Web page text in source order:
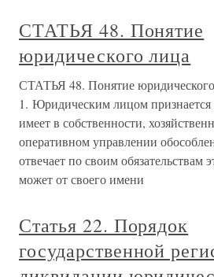
СТАТЬЯ 48. Понятие
юридического лица
СТАТЬЯ 48. Понятие
1. Юридическим лицом признается
имеет в собственности,
оперативном управлении
отвечает по своим обязательствам
может от своего имени
Статья 22. Порядок
государственной